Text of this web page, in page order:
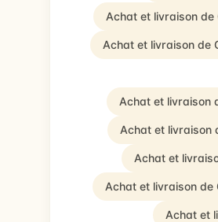
Achat et livraison
Achat et livraison de
Achat et livraison
Achat et livraison
Achat et
Achat et livraison de
Achat et